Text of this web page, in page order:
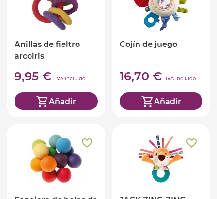
Anillas de fieltro
arcoiris
9,95 € IVA incluido
Añadir
Cojín de juego
16,70 € IVA incluido
Añadir